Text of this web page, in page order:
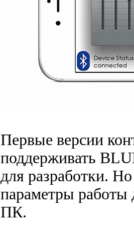
Первые версии
поддерживать
для разработки.
параметры работы
ПК.